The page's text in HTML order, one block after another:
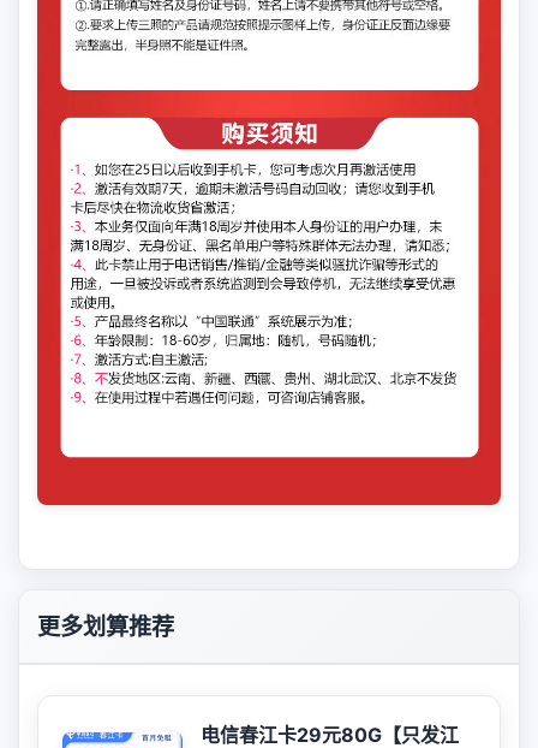
更多划算推荐
电信春江卡29元80G【只发江